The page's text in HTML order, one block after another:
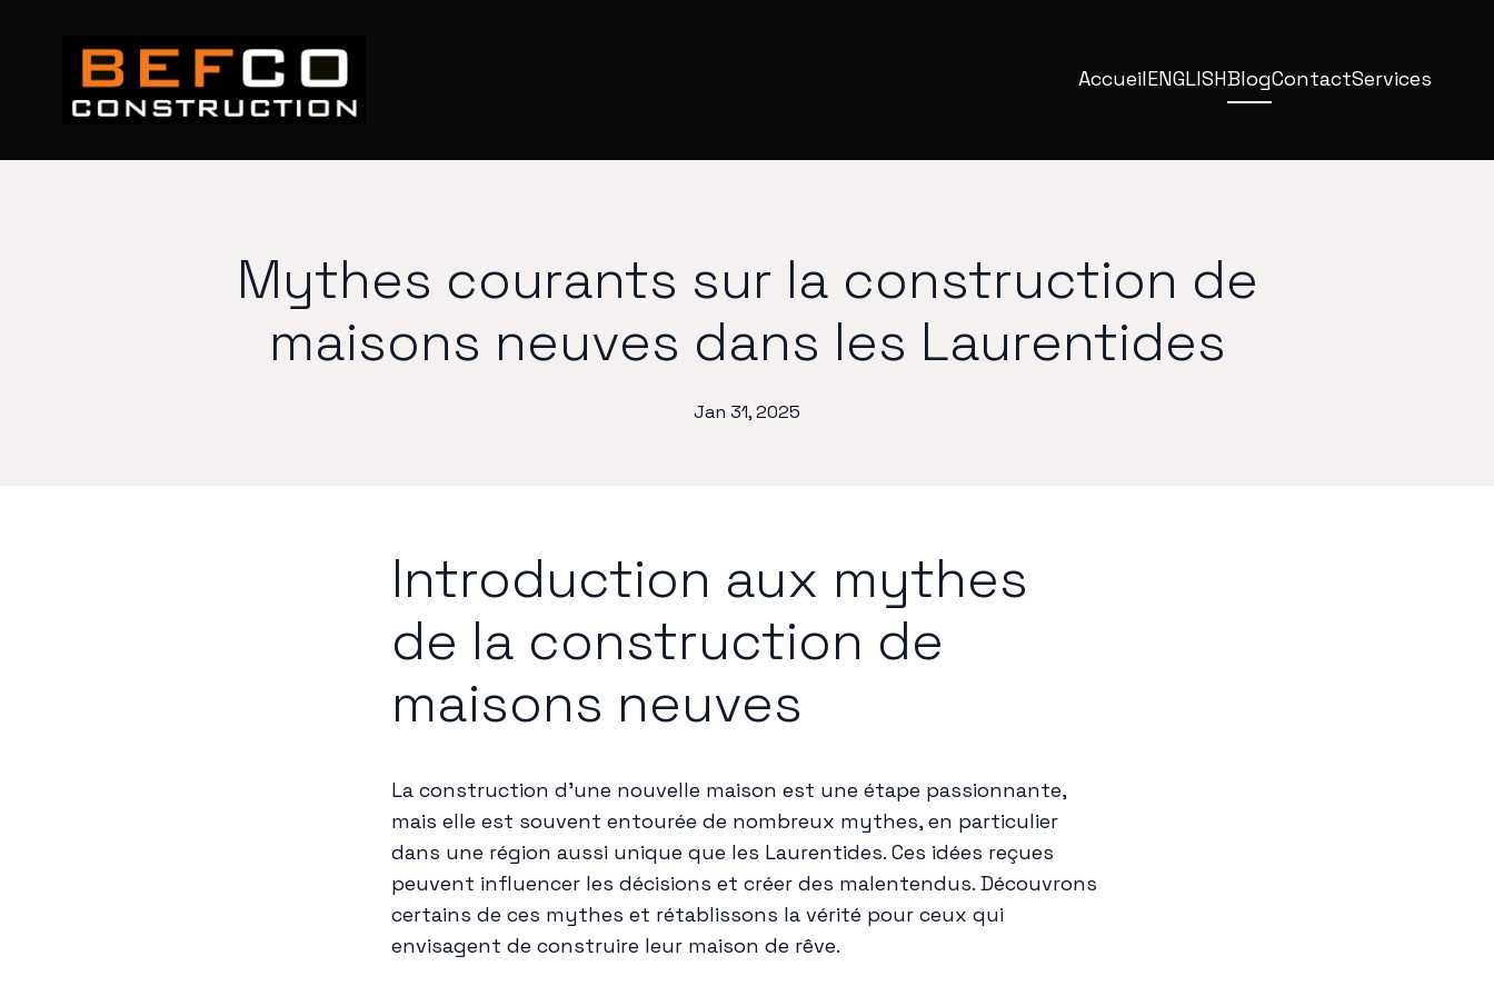
AccueilENGLISHBlogContactServices
Mythes courants sur la construction de
maisons neuves dans les Laurentides
Jan 31, 2025
Introduction aux mythes
de la construction de
maisons neuves
La construction d'une nouvelle maison est une étape passionnante,
mais elle est souvent entourée de nombreux mythes, en particulier
dans une région aussi unique que les Laurentides. Ces idées reçues
peuvent influencer les décisions et créer des malentendus. Découvrons
certains de ces mythes et rétablissons la vérité pour ceux qui
envisagent de construire leur maison de rêve.